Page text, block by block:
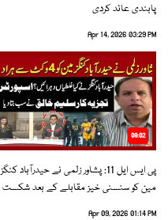
پابندی عائد کردی
Apr 14, 2026 03:29 PM
09:02
پی ایس ایل 11: پشاور زلمی نے حیدرآباد کنگز
مین کو سنسنی خیز مقابلے کے بعد شکست
Apr 09, 2026 01:14 PM